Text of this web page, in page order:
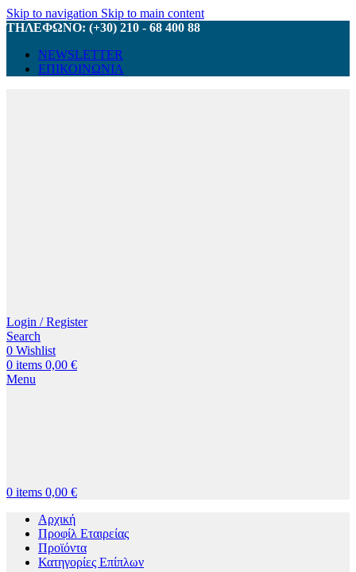
Skip to navigation Skip to main content
ΤΗΛΕΦΩΝΟ: (+30) 210 - 68 400 88
NEWSLETTER
ΕΠΙΚΟΙΝΩΝΙΑ
Login / Register
Search
0 Wishlist
0 items 0,00 €
Menu
0 items 0,00 €
Αρχική
Προφίλ Εταιρείας
Προϊόντα
Κατηγορίες Επίπλων